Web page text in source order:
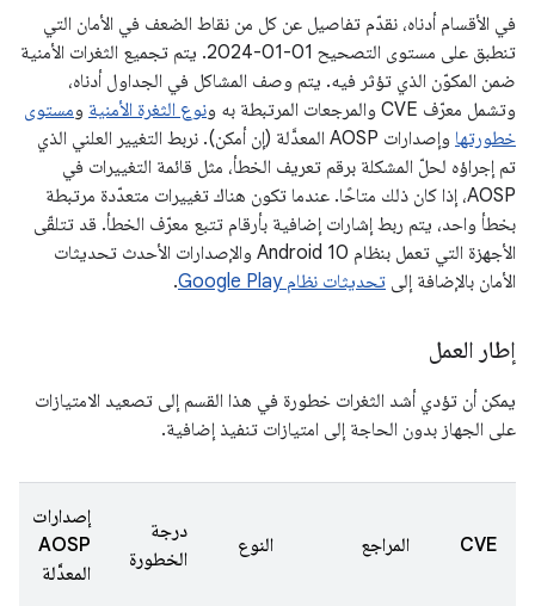
في الأقسام أدناه، نقدّم تفاصيل عن كل من نقاط الضعف في الأمان التي
تنطبق على مستوى التصحيح ‎2024-01-01. يتم تجميع الثغرات الأمنية
ضمن المكوّن الذي تؤثر فيه. يتم وصف المشاكل في الجداول أدناه،
وتشمل معرّف CVE والمرجعات المرتبطة به و
نوع الثغرة الأمنية ومستوى
خطورتها
وإصدارات AOSP المعدَّلة (إن أمكن). نربط التغيير العلني الذي
تم إجراؤه لحلّ المشكلة برقم تعريف الخطأ، مثل قائمة التغييرات في
AOSP، إذا كان ذلك متاحًا. عندما تكون هناك تغييرات متعدّدة مرتبطة
بخطأ واحد، يتم ربط إشارات إضافية بأرقام تتبع معرّف الخطأ. قد تتلقّى
الأجهزة التي تعمل بنظام Android 10 والإصدارات الأحدث تحديثات
الأمان بالإضافة إلى تحديثات نظام Google Play .
إطار العمل
يمكن أن تؤدي أشد الثغرات خطورة في هذا القسم إلى تصعيد الامتيازات
على الجهاز بدون الحاجة إلى امتيازات تنفيذ إضافية.
CVE المراجع النوع
درجة
الخطورة
إصدارات
AOSP
المعدَّلة